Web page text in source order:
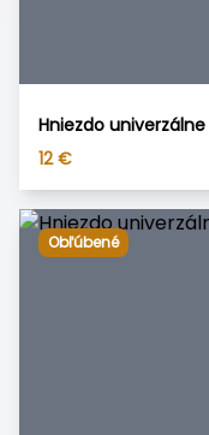
Hniezdo
12 €
Obľúbené